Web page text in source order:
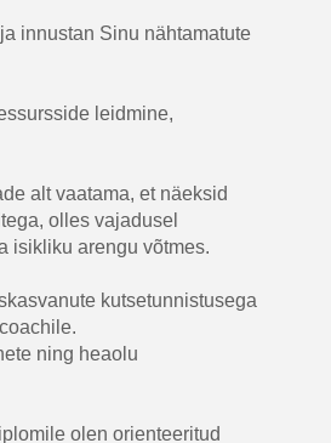
innustan Sinu nähtamatute
leidmine,
alt vaatama, et näeksid
olles vajadusel
isikliku arengu võtmes.
kutsetunnistusega
ning heaolu
olen orienteeritud